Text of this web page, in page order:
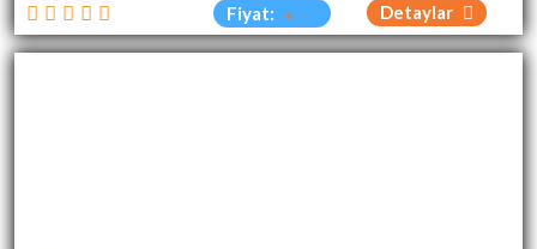
Fiyat: Detaylar